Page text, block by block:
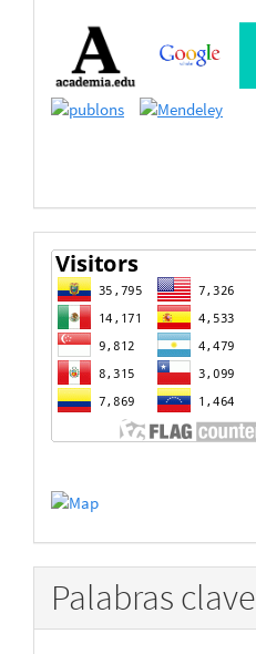
Buscadores
Bases
de
estadisticas
Palabras clave